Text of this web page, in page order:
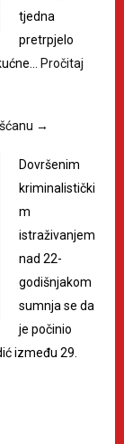
tjedna
pretrpjelo
Pročitaj
→
Dovršenim
kriminalistički
m
istraživanjem
nad 22-
godišnjakom
sumnja se da
je počinio
između 29.